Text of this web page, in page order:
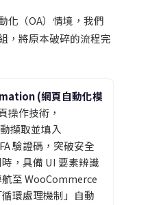
化（OA）情境，我們
，將原本破碎的流程完
(網頁自動化模
操作技術，
擷取並填入
驗證碼，突破安全
，具備 UI 要素辨識
至 WooCommerce
環處理機制」自動